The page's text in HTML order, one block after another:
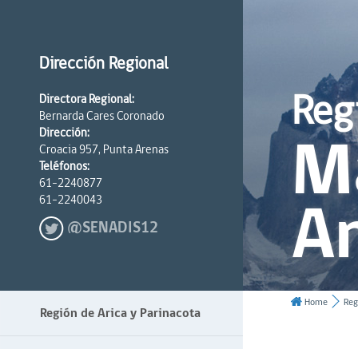
Dirección Regional
Directora Regional:
Bernarda Cares Coronado
Dirección:
Croacia 957, Punta Arenas
Teléfonos:
61-2240877
61-2240043
@SENADIS12
Región de Arica y Parinacota
Home